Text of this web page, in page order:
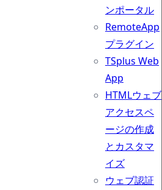
ンポータル
RemoteApp
プラグイン
TSplus Web
App
HTMLウェブ
アクセスペ
ージの作成
とカスタマ
イズ
ウェブ認証